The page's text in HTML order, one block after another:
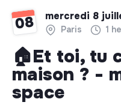
08 mercredi 8
Paris 1
🏠Et toi, tu
maison ? -
space